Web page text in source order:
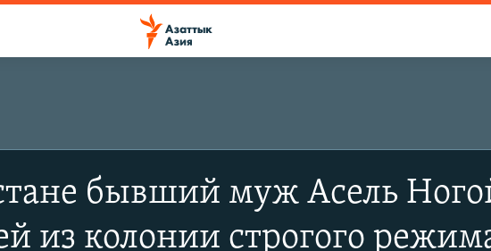
бывший муж Асель
из колонии строгого